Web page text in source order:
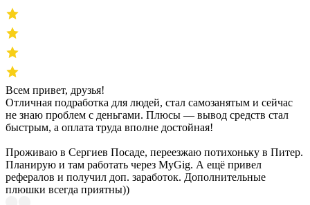
Всем привет, друзья!
Отличная подработка для людей, стал самозанятым и сейчас
не знаю проблем с деньгами. Плюсы — вывод средств стал
быстрым, а оплата труда вполне достойная!
Проживаю в Сергиев Посаде, переезжаю потихоньку в Питер.
Планирую и там работать через MyGig. А ещё привел
рефералов и получил доп. заработок. Дополнительные
плюшки всегда приятны))